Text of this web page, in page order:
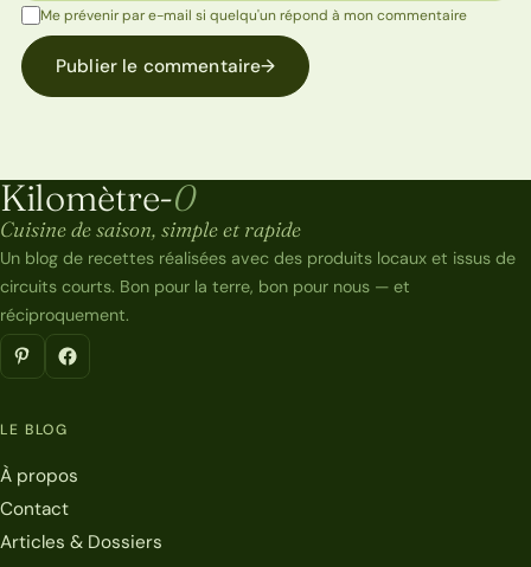
Me prévenir par e-mail si quelqu'un répond à mon commentaire
Publier le commentaire→
Kilomètre-0
Kilomètre-0
Cuisine de saison, simple et rapide
Un blog de recettes réalisées avec des produits locaux et issus de
circuits courts. Bon pour la terre, bon pour nous — et
réciproquement.
LE BLOG
À propos
Contact
Articles & Dossiers